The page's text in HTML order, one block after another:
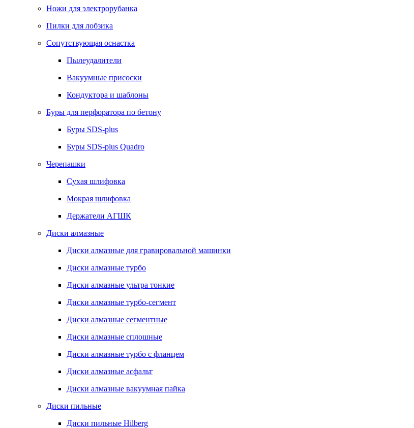
Ножи для электрорубанка
Пилки для лобзика
Сопутствующая оснастка
Пылеудалители
Вакуумные присоски
Кондуктора и шаблоны
Буры для перфоратора по бетону
Буры SDS-plus
Буры SDS-plus Quadro
Черепашки
Сухая шлифовка
Мокрая шлифовка
Держатели АГШК
Диски алмазные
Диски алмазные для гравировальной машинки
Диски алмазные турбо
Диски алмазные ультра тонкие
Диски алмазные турбо-сегмент
Диски алмазные сегментные
Диски алмазные сплошные
Диски алмазные турбо с фланцем
Диски алмазные асфальт
Диски алмазные вакуумная пайка
Диски пильные
Диски пильные Hilberg